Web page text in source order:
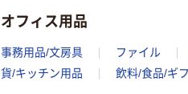
オフィス用品
事務用品/文房具 ファイル
貨/キッチン用品
飲料/食品/ギ